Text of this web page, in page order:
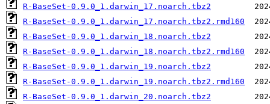
R-BaseSet-0.9.0_1.darwin_17.noarch.tbz2
R-BaseSet-0.9.0_1.darwin_17.noarch.tbz2.rmd160
R-BaseSet-0.9.0_1.darwin_18.noarch.tbz2
R-BaseSet-0.9.0_1.darwin_18.noarch.tbz2.rmd160
R-BaseSet-0.9.0_1.darwin_19.noarch.tbz2
R-BaseSet-0.9.0_1.darwin_19.noarch.tbz2.rmd160
R-BaseSet-0.9.0_1.darwin_20.noarch.tbz2